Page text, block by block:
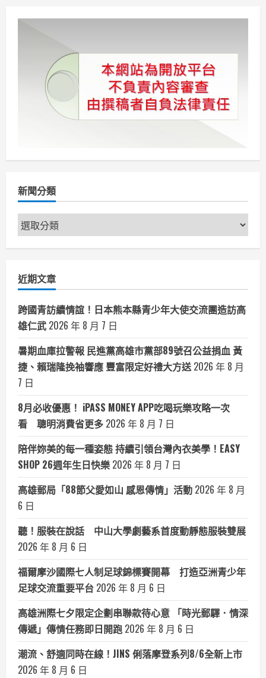
落
新
宜
居
樂
空
新聞分類
新
聞
近期文章
跨國青訪續情誼！日本熊本縣青少年大使交流團造訪高
雄仁武 2026 年 8 月 7 日
暑期血庫拉警報 民進黨高雄市黨部89號召公益捐血 黃
捷、賴瑞隆挽袖響應 豐富限定好禮大方送 2026 年 8 月
7 日
8月必收優惠！ iPASS MONEY APP吃喝玩樂攻略一次
看 聰明消費省更多 2026 年 8 月 7 日
陪伴妳美的每一種姿態 持續引領台灣內衣美學！EASY
SHOP 26週年生日快樂 2026 年 8 月 7 日
高雄郵局「88節父愛如山 感恩傳情」活動 2026 年 8 月
6 日
聽！服裝在說話 中山大學劇藝系首度動靜態服裝雙展
2026 年 8 月 6 日
福爾摩沙國際七人制足球錦標賽開幕 打造亞洲青少年
足球交流重要平台 2026 年 8 月 6 日
高雄洲際七夕限定企劃串聯款待心意 「時光郵驛．情深
傳遞」傳情任務即日開跑 2026 年 8 月 6 日
潮流、舒適同時在線！JINS 俐落摩登系列8/6全新上市
2026 年 8 月 6 日